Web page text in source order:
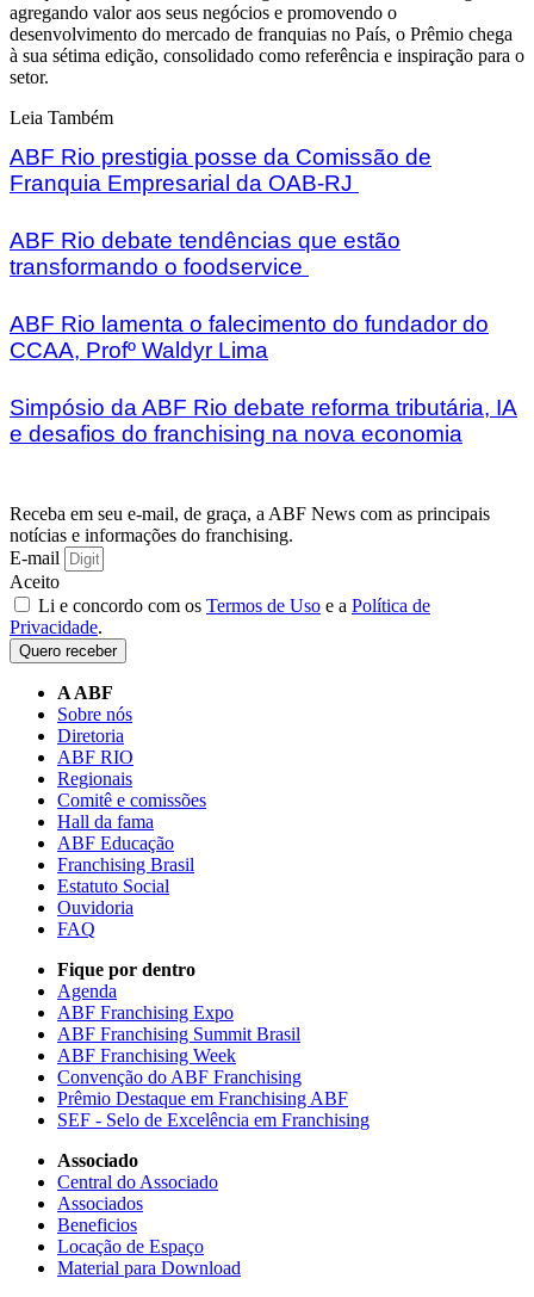
agregando valor aos seus negócios e promovendo o
desenvolvimento do mercado de franquias no País, o Prêmio chega
à sua sétima edição, consolidado como referência e inspiração para o
setor.
Leia Também
ABF Rio prestigia posse da Comissão de
Franquia Empresarial da OAB-RJ
ABF Rio debate tendências que estão
transformando o foodservice
ABF Rio lamenta o falecimento do fundador do
CCAA, Profº Waldyr Lima
Simpósio da ABF Rio debate reforma tributária, IA
e desafios do franchising na nova economia
Receba em seu e-mail, de graça, a ABF News com as principais
notícias e informações do franchising.
E-mail
Aceito
Li e concordo com os Termos de Uso e a Política de
Privacidade.
Quero receber
A ABF
Sobre nós
Diretoria
ABF RIO
Regionais
Comitê e comissões
Hall da fama
ABF Educação
Franchising Brasil
Estatuto Social
Ouvidoria
FAQ
Fique por dentro
Agenda
ABF Franchising Expo
ABF Franchising Summit Brasil
ABF Franchising Week
Convenção do ABF Franchising
Prêmio Destaque em Franchising ABF
SEF - Selo de Excelência em Franchising
Associado
Central do Associado
Associados
Beneficios
Locação de Espaço
Material para Download